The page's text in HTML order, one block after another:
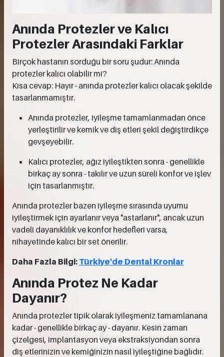
Anında Protezler ve Kalıcı
Protezler Arasındaki Farklar
Birçok hastanın sorduğu bir soru şudur: Anında
protezler kalıcı olabilir mi?
Kısa cevap: Hayır - anında protezler kalıcı olacak şekilde
tasarlanmamıştır.
Anında protezler, iyileşme tamamlanmadan önce
yerleştirilir ve kemik ve diş etleri şekil değiştirdikçe
gevşeyebilir.
Kalıcı protezler, ağız iyileştikten sonra - genellikle
birkaç ay sonra - takılır ve uzun süreli konfor ve işlev
için tasarlanmıştır.
Anında protezler bazen iyileşme sırasında uyumu
iyileştirmek için ayarlanır veya "astarlanır", ancak uzun
vadeli dayanıklılık ve konfor hedefleri varsa,
nihayetinde kalıcı bir set önerilir.
Daha Fazla Bilgi: Türkiye'de Dental Kronlar
Anında Protez Ne Kadar
Dayanır?
Anında protezler tipik olarak iyileşmeniz tamamlanana
kadar - genellikle birkaç ay - dayanır. Kesin zaman
çizelgesi, implantasyon veya ekstraksiyondan sonra
diş etlerinizin ve kemiğinizin nasıl iyileştiğine bağlıdır.